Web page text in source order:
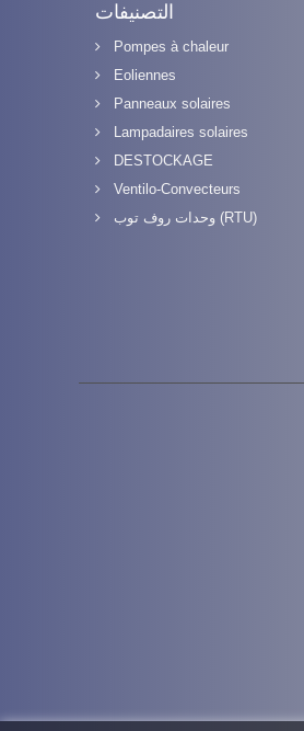
التصنيفات
Pompes à chaleur
Eoliennes
Panneaux solaires
Lampadaires solaires
DESTOCKAGE
Ventilo-Convecteurs
وحدات روف توب (RTU)